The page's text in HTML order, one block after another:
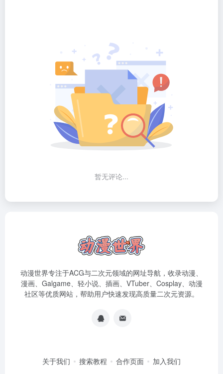
暂无评论...
动漫世界专注于ACG与二次元领域的网址导航，收录动漫、
漫画、Galgame、轻小说、插画、VTuber、Cosplay、动漫
社区等优质网站，帮助用户快速发现高质量二次元资源。
关于我们 搜索教程 合作页面 加入我们